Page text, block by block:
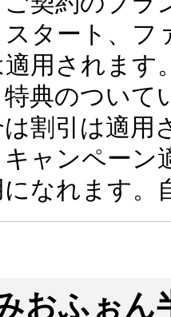
スタート、
適用されます
特典のつい
割引は適用
キャンペー
になれます。
おふぉ